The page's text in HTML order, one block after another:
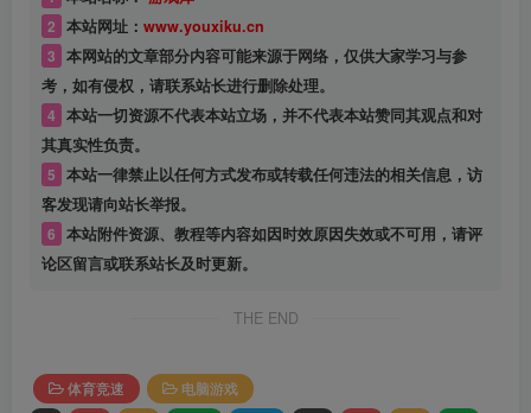
2 本站网址： www.youxiku.cn
3 本网站的文章部分内容可能来源于网络，仅供大家学习与参
考，如有侵权，请联系站长进行删除处理。
4 本站一切资源不代表本站立场，并不代表本站赞同其观点和对
其真实性负责。
5 本站一律禁止以任何方式发布或转载任何违法的相关信息，访
客发现请向站长举报。
6 本站附件资源、教程等内容如因时效原因失效或不可用，请评
论区留言或联系站长及时更新。
THE END
体育竞速
电脑游戏